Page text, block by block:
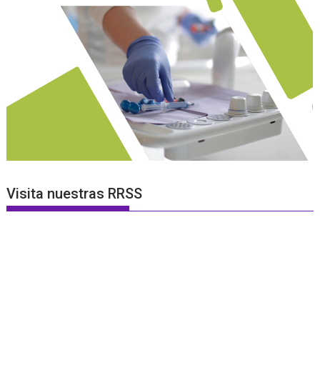
Visita nuestras RRSS